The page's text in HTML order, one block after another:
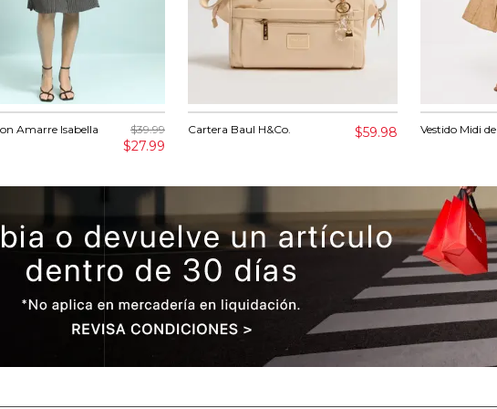
Amarre Isabella $39.99
$27.99
Cartera Baul H&Co. $59.98 Vestido Midi